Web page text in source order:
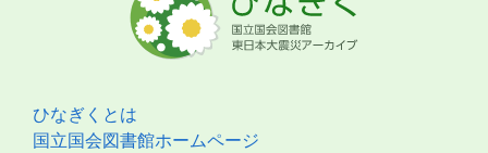
ひなぎくとは
国立国会図書館ホームページ